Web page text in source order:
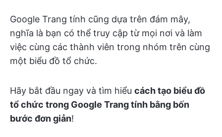
Google Trang tính cũng dựa trên đám mây,
nghĩa là bạn có thể truy cập từ mọi nơi và làm
việc cùng các thành viên trong nhóm trên cùng
một biểu đồ tổ chức.
Hãy bắt đầu ngay và tìm hiểu cách tạo biểu đồ
tổ chức trong Google Trang tính bằng bốn
bước đơn giản!